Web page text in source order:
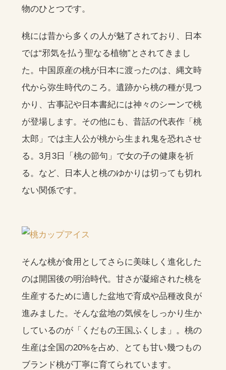
物のひとつです。
桃には昔から多くの人が魅了されており、日本
では“邪気を払う聖なる植物”とされてきまし
た。中国原産の桃が日本に渡ったのは、縄文時
代から弥生時代のころ。遺跡から桃の種が見つ
かり、古事記や日本書紀には神々のシーンで桃
が登場します。その他にも、昔話の代表作「桃
太郎」では主人公が桃から生まれ鬼を恐れさせ
る。3月3日「桃の節句」で女の子の健康を祈
る。など、日本人と桃のゆかりは切っても切れ
ない関係です。
そんな桃が食用としてさらに美味しく進化した
のは開国後の明治時代。甘さが凝縮された桃を
生産するために適した盆地で育成や品種改良が
進みました。そんな盆地の気候をしっかり生か
しているのが「くだもの王国ふくしま」。桃の
生産は全国の20%を占め、とても甘い幾つもの
ブランド桃が丁寧に育てられています。